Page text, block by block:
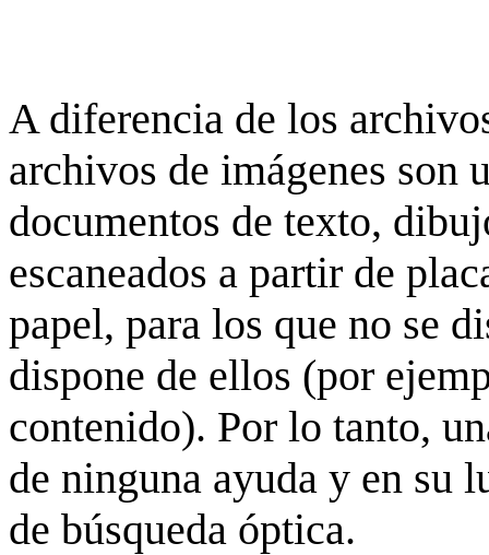
A diferencia de los
archivos de imágenes son
documentos de texto,
escaneados a partir de
papel, para los que no se
dispone de ellos (por
contenido). Por lo tanto,
de ninguna ayuda y en su
de búsqueda óptica.